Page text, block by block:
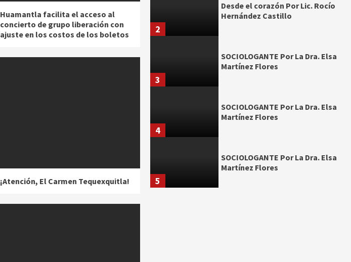
Huamantla facilita el acceso al
concierto de grupo liberación con
ajuste en los costos de los boletos
¡Atención, El Carmen Tequexquitla!
2
Desde el corazón Por Lic. Rocío
Hernández Castillo
3
SOCIOLOGANTE Por La Dra. Elsa
Martínez Flores
4
SOCIOLOGANTE Por La Dra. Elsa
Martínez Flores
5
SOCIOLOGANTE Por La Dra. Elsa
Martínez Flores